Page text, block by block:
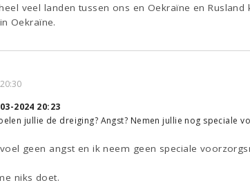
veel landen tussen ons en Oekraïne en
Oekraïne.
2024 20:23
jullie de dreiging? Angst? Nemen jullie nog speciale
geen angst en ik neem geen speciale
niks doet.